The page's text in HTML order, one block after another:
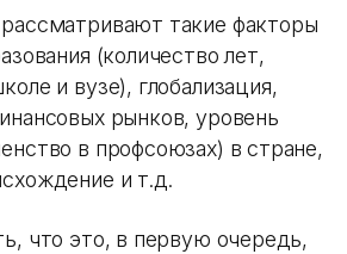
такие факторы
(количество лет,
и вузе), глобализация,
рынков, уровень
в профсоюзах) в стране,
и т.д.
что это, в первую очередь,